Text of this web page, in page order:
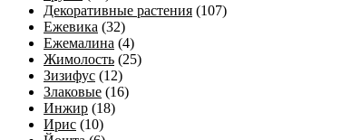
Декоративные растения (107)
Ежевика (32)
Ежемалина (4)
Жимолость (25)
Зизифус (12)
Злаковые (16)
Инжир (18)
Ирис (10)